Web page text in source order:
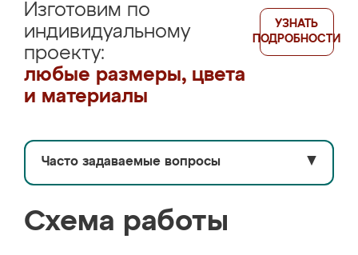
Изготовим по
индивидуальному
проекту:
любые размеры, цвета
и материалы
УЗНАТЬ
ПОДРОБНОСТИ
Часто задаваемые вопросы ▼
Схема работы